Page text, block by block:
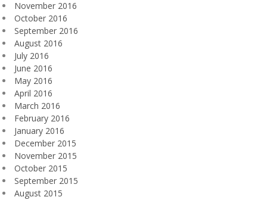
November 2016
October 2016
September 2016
August 2016
July 2016
June 2016
May 2016
April 2016
March 2016
February 2016
January 2016
December 2015
November 2015
October 2015
September 2015
August 2015